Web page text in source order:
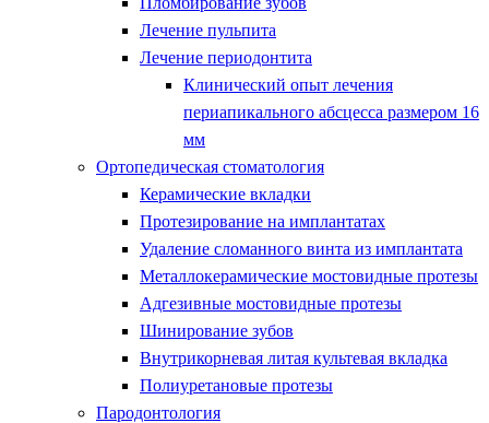
Лечение пульпита
Лечение периодонтита
Клинический опыт лечения
периапикального абсцесса размером 16
мм
Ортопедическая стоматология
Керамические вкладки
Протезирование на имплантатах
Удаление сломанного винта из имплантата
Металлокерамические мостовидные протезы
Адгезивные мостовидные протезы
Шинирование зубов
Внутрикорневая литая культевая вкладка
Полиуретановые протезы
Пародонтология